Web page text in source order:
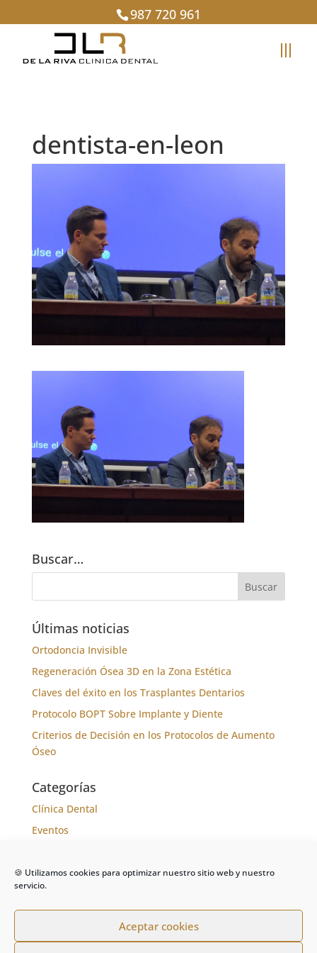
🍪 Utilizamos cookies para optimizar nuestro sitio web y nuestro
servicio.
Aceptar cookies
987 720 961
dentista-en-leon
Buscar…
Últimas noticias
Ortodoncia Invisible
Regeneración Ósea 3D en la Zona Estética
Claves del éxito en los Trasplantes Dentarios
Protocolo BOPT Sobre Implante y Diente
Criterios de Decisión en los Protocolos de Aumento
Óseo
Categorías
Clínica Dental
Eventos
Noticias